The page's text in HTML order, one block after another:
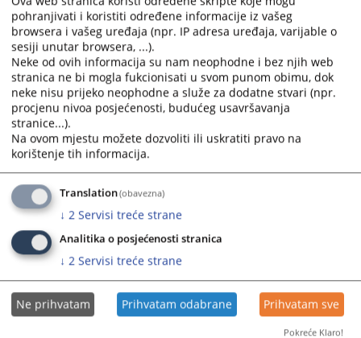
Ivan Kuč- stručni savjetnik - psiholog
066/767-758
e-mail:ot-bijeljina@pravosudje.ba
web: okruznotuzilastvobn.com ( stranica nije u funkciji
od 06.09.2011. godine)
Važeći web:https://ot-bijeljina.pravosudje.ba
ili za sve zaposlene u tužilaštvu:
ime.prezime@pravosudje.ba
npr.marko.maric@pravosudje.ba
Komunikacija sa Okružnim javnim tužilaštvom u Bijeljini, ostvarena
putem elektronske pošte (e-mail), nema obavezujući karakter i ne
smatra se komunikacijom u smislu bilo kojeg procesnog propisa
pohranjivati i koristiti određene informacije iz vašeg
browsera i vašeg uređaja (npr. IP adresa uređaja, varijable o
sesiji unutar browsera, ...).
Neke od ovih informacija su nam neophodne i bez njih web
stranica ne bi mogla fukcionisati u svom punom obimu, dok
neke nisu prijeko neophodne a služe za dodatne stvari (npr.
procjenu nivoa posjećenosti, budućeg usavršavanja
stranice...).
Na ovom mjestu možete dozvoliti ili uskratiti pravo na
korištenje tih informacija.
Translation(obavezna)
↓ 2 Servisi treće strane
Analitika o posjećenosti stranica
↓ 2 Servisi treće strane
Ne prihvatam Prihvatam odabrane Prihvatam sve
Pokreće Klaro!